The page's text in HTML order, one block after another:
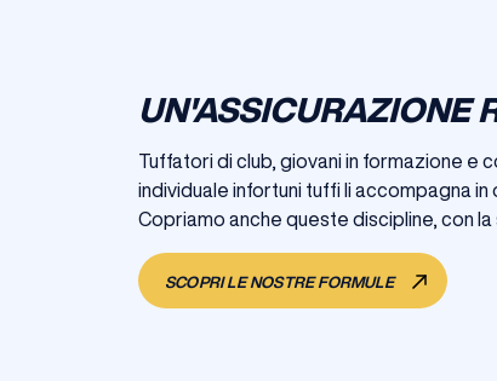
UN'ASSICURAZIONE
Tuffatori di club, giovani in formazione e
individuale infortuni tuffi li accompagna
Copriamo anche queste discipline, con
SCOPRI LE NOSTRE FORMULE